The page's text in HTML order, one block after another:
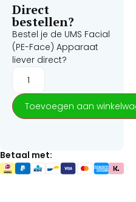
Direct
bestellen?
Bestel je de UMS Facial
(PE-Face) Apparaat
liever direct?
Toevoegen aan
Betaal met: